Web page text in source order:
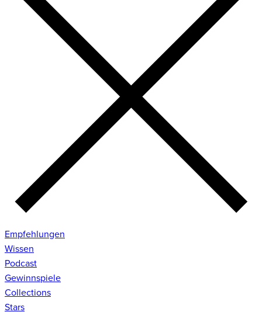
Empfehlungen
Wissen
Podcast
Gewinnspiele
Collections
Stars